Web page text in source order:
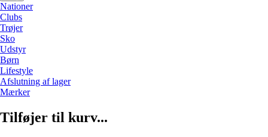
Nationer
Clubs
Trøjer
Sko
Udstyr
Børn
Lifestyle
Afslutning af lager
Mærker
Tilføjer til kurv...